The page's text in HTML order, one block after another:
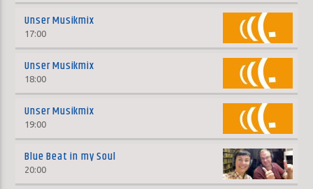
Unser Musikmix
17:00
Unser Musikmix
18:00
Unser Musikmix
19:00
Blue Beat in my Soul
20:00